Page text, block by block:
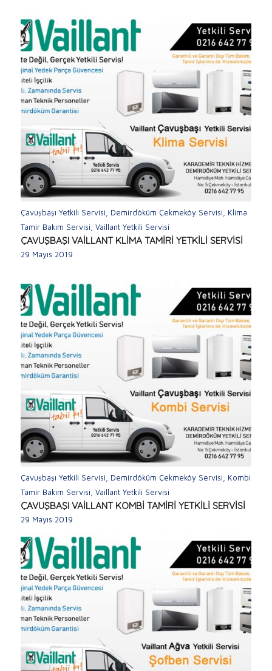
Çavuşbaşı Yetkili Servisi, Demirdöküm Çekmeköy Servisi, Klima
Tamir Bakım Servisi, Vaillant Yetkili Servisi
ÇAVUŞBAŞI VAİLLANT KLİMA TAMİRİ YETKİLİ SERVİSİ
29 Mayıs 2019
Çavuşbaşı Yetkili Servisi, Demirdöküm Çekmeköy Servisi, Kombi
Tamir Bakım Servisi, Vaillant Yetkili Servisi
ÇAVUŞBAŞI VAİLLANT KOMBİ TAMİRİ YETKİLİ SERVİSİ
29 Mayıs 2019